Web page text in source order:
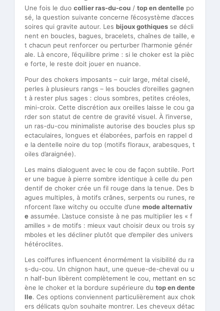
Une fois le duo collier ras-du-cou / top en dentelle po
sé, la question suivante concerne l’écosystème d’acces
soires qui gravite autour. Les bijoux gothiques se décli
nent en boucles, bagues, bracelets, chaînes de taille, e
t chacun peut renforcer ou perturber l’harmonie génér
ale. Là encore, l’équilibre prime : si le choker est la pièc
e forte, le reste doit jouer en nuance.
Pour des chokers imposants – cuir large, métal ciselé,
perles à plusieurs rangs – les boucles d’oreilles gagnen
t à rester plus sages : clous sombres, petites créoles,
mini-croix. Cette discrétion aux oreilles laisse le cou ga
rder son statut de centre de gravité visuel. À l’inverse,
un ras-du-cou minimaliste autorise des boucles plus sp
ectaculaires, longues et élaborées, parfois en rappel d
e la dentelle noire du top (motifs floraux, arabesques, t
oiles d’araignée).
Les mains dialoguent avec le cou de façon subtile. Port
er une bague à pierre sombre identique à celle du pen
dentif de choker crée un fil rouge dans la tenue. Des b
agues multiples, à motifs crânes, serpents ou runes, re
nforcent l’axe witchy ou occulte d’une mode alternativ
e assumée. L’astuce consiste à ne pas multiplier les « f
amilles » de motifs : mieux vaut choisir deux ou trois sy
mboles et les décliner plutôt que d’empiler des univers
hétéroclites.
Les coiffures influencent énormément la visibilité du ra
s-du-cou. Un chignon haut, une queue-de-cheval ou u
n half-bun libèrent complètement le cou, mettant en sc
ène le choker et la bordure supérieure du top en dente
lle. Ces options conviennent particulièrement aux chok
ers délicats qu’on souhaite montrer. Les cheveux détac